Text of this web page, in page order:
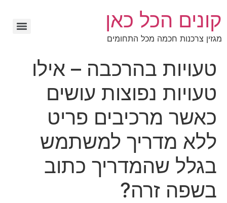
קונים הכל כאן
מגזין צרכנות חכמה מכל התחומים
טעויות בהרכבה – אילו
טעויות נפוצות עושים
כאשר מרכיבים פריט
ללא מדריך למשתמש
בגלל שהמדריך כתוב
בשפה זרה?